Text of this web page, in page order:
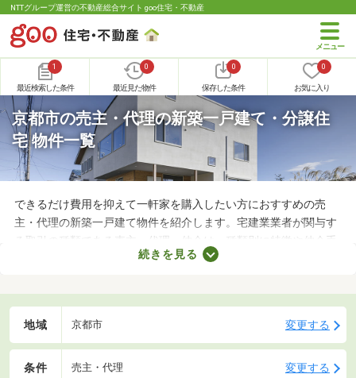
NTTグループ運営の不動産総合サイト goo住宅・不動産
1
最近検索した条件
0
最近見た物件
0
保存した条件
0
お気に入り
京都市の売主・代理の新築一戸建て・分譲住
宅 物件一覧
できるだけ費用を抑えて一軒家を購入したい方におすすめの売
主・代理の新築一戸建て物件を紹介します。宅建業業者が関与す
る取引の種類である売主・代理・仲介は、種類別に特徴や仲介手
数料の有無が異なります。売主と代理で取引する際は仲介手数料
新築一戸建てを手に入れたい方は、ぜひチェックしてみてくださ
続きを見る
地域 京都市 変更する
条件 売主・代理 変更する